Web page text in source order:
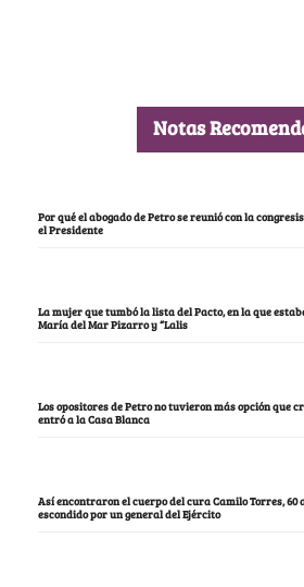
Notas
Por qué el abogado de Petro se reunió con la
el Presidente
La mujer que tumbó la lista del Pacto, en la que
María del Mar Pizarro y “Lalis
Los opositores de Petro no tuvieron más opción que
entró a la Casa Blanca
Así encontraron el cuerpo del cura Camilo Torres, 60
escondido por un general del Ejército